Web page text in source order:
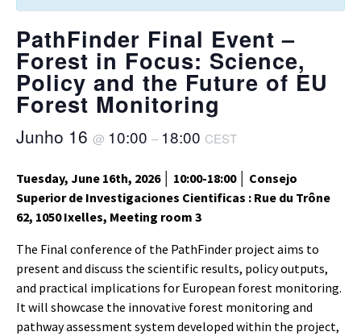
PathFinder Final Event –
Forest in Focus: Science,
Policy and the Future of EU
Forest Monitoring
Junho 16 @ 10:00 – 18:00 CEST
Tuesday, June 16th, 2026 │ 10:00-18:00 │ Consejo
Superior de Investigaciones Cientificas : Rue du Trône
62, 1050 Ixelles, Meeting room 3
The Final conference of the PathFinder project aims to
present and discuss the scientific results, policy outputs,
and practical implications for European forest monitoring.
It will showcase the innovative forest monitoring and
pathway assessment system developed within the project,